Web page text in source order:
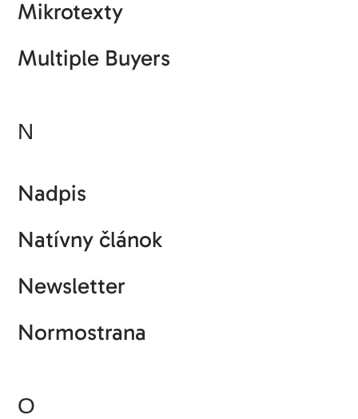
Mikrotexty
Multiple Buyers
N
Nadpis
Natívny článok
Newsletter
Normostrana
O